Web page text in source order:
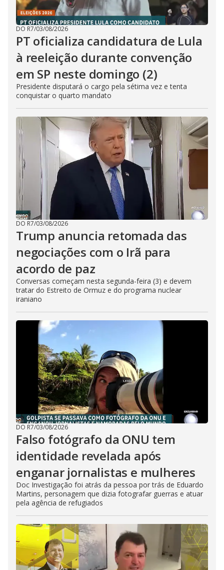
DO R7/03/08/2026
PT oficializa candidatura de Lula
à reeleição durante convenção
em SP neste domingo (2)
Presidente disputará o cargo pela sétima vez e tenta
conquistar o quarto mandato
DO R7/03/08/2026
Trump anuncia retomada das
negociações com o Irã para
acordo de paz
Conversas começam nesta segunda-feira (3) e devem
tratar do Estreito de Ormuz e do programa nuclear
iraniano
DO R7/03/08/2026
Falso fotógrafo da ONU tem
identidade revelada após
enganar jornalistas e mulheres
Doc Investigação foi atrás da pessoa por trás de Eduardo
Martins, personagem que dizia fotografar guerras e atuar
pela agência de refugiados